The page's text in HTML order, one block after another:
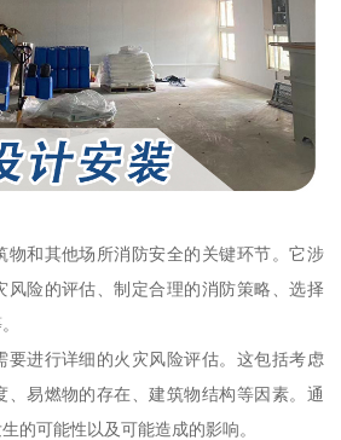
物和其他场所消防安全的关键环节。它涉
风险的评估、制定合理的消防策略、选择
要进行详细的火灾风险评估。这包括考虑
、易燃物的存在、建筑物结构等因素。通
的可能性以及可能造成的影响。